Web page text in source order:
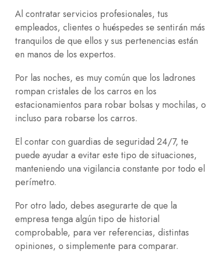
Al contratar servicios profesionales, tus
empleados, clientes o huéspedes se sentirán más
tranquilos de que ellos y sus pertenencias están
en manos de los expertos.
Por las noches, es muy común que los ladrones
rompan cristales de los carros en los
estacionamientos para robar bolsas y mochilas, o
incluso para robarse los carros.
El contar con guardias de seguridad 24/7, te
puede ayudar a evitar este tipo de situaciones,
manteniendo una vigilancia constante por todo el
perímetro.
Por otro lado, debes asegurarte de que la
empresa tenga algún tipo de historial
comprobable, para ver referencias, distintas
opiniones, o simplemente para comparar.